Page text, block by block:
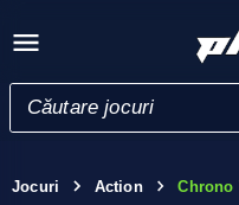
Jocuri Action Chrono